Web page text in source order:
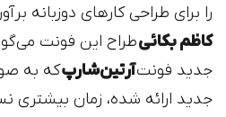
را برای طراحی کارهای دوزبانه
کاظم بکائیطراح این فونت
جدید فونتآرتین‌شارپکه به
جدید ارائه شده، زمان